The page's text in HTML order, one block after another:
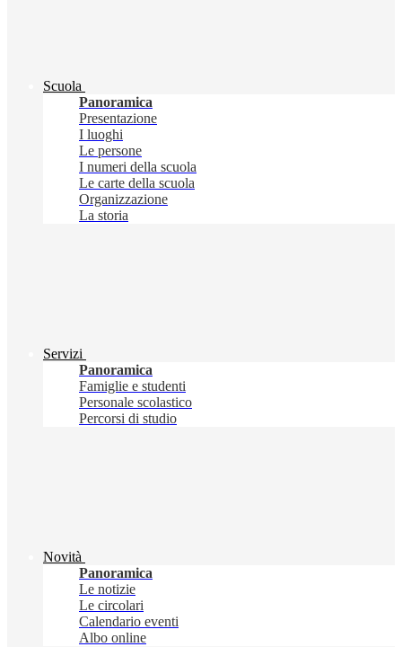
Scuola
Panoramica
Presentazione
I luoghi
Le persone
I numeri della scuola
Le carte della scuola
Organizzazione
La storia
Servizi
Panoramica
Famiglie e studenti
Personale scolastico
Percorsi di studio
Novità
Panoramica
Le notizie
Le circolari
Calendario eventi
Albo online